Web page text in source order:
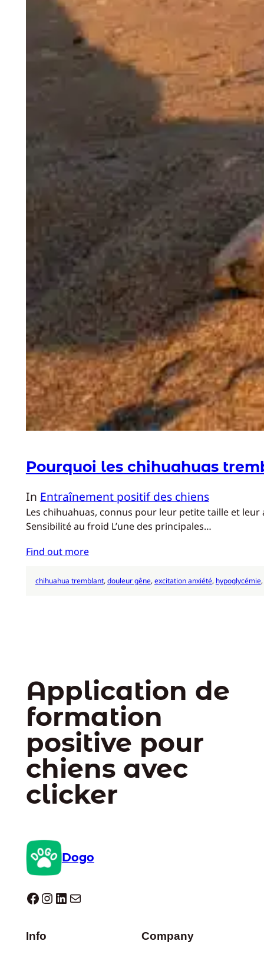
Pourquoi les chihuahuas
In Entraînement positif des chiens
Les chihuahuas, connus pour leur petite taille et
Sensibilité au froid L’une des principales…
Find out more
chihuahua tremblant, douleur gêne, excitation anxiété, hypoglycémie,
Application de
formation
positive pour
chiens avec
clicker
Dogo
Dogo facebook InstagramLinkedIn E-mail
Info Company